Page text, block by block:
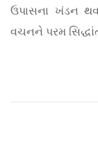
ઉપાસના ખંડન
વચનને પરમ